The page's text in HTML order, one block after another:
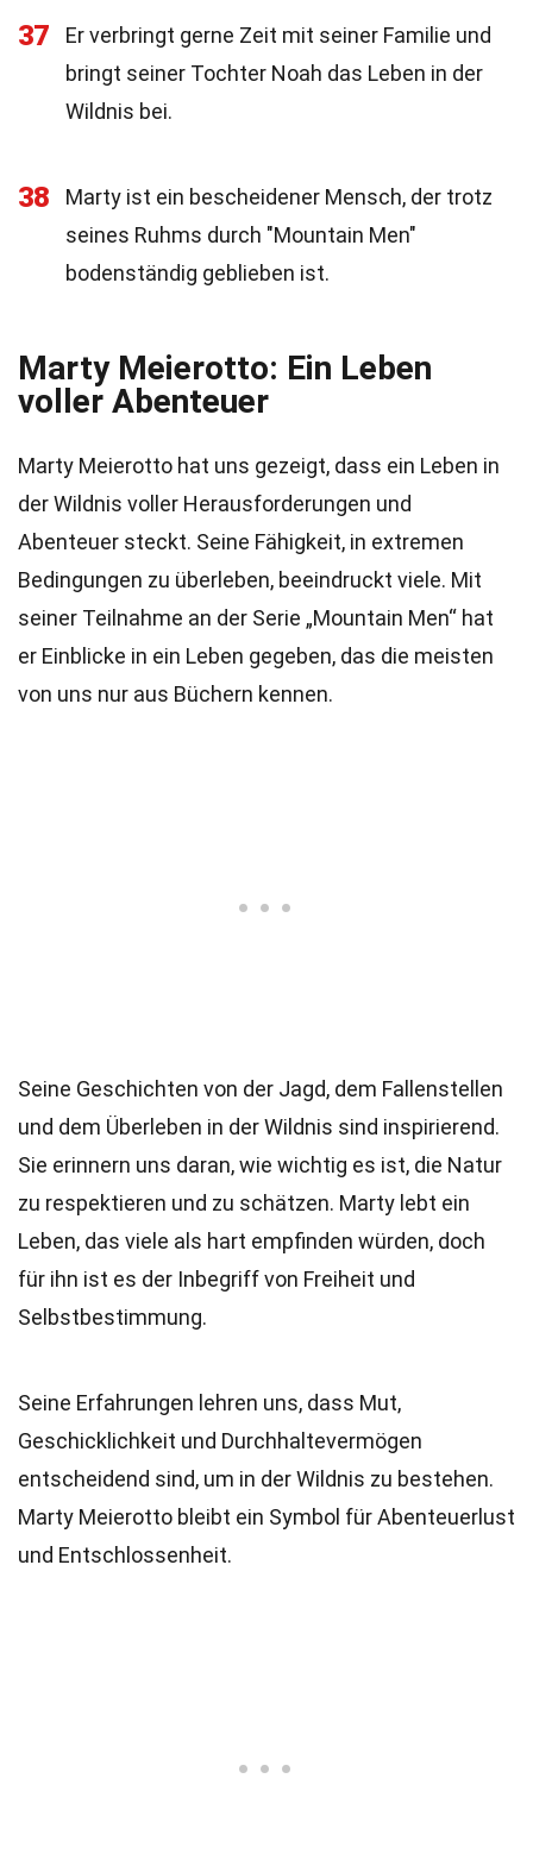
37
Er verbringt gerne Zeit mit seiner Familie und
bringt seiner Tochter Noah das Leben in der
Wildnis bei.
38
Marty ist ein bescheidener Mensch, der trotz
seines Ruhms durch "Mountain Men"
bodenständig geblieben ist.
Marty Meierotto: Ein Leben
voller Abenteuer
Marty Meierotto hat uns gezeigt, dass ein Leben in
der Wildnis voller Herausforderungen und
Abenteuer steckt. Seine Fähigkeit, in extremen
Bedingungen zu überleben, beeindruckt viele. Mit
seiner Teilnahme an der Serie „Mountain Men“ hat
er Einblicke in ein Leben gegeben, das die meisten
von uns nur aus Büchern kennen.
Seine Geschichten von der Jagd, dem Fallenstellen
und dem Überleben in der Wildnis sind inspirierend.
Sie erinnern uns daran, wie wichtig es ist, die Natur
zu respektieren und zu schätzen. Marty lebt ein
Leben, das viele als hart empfinden würden, doch
für ihn ist es der Inbegriff von Freiheit und
Selbstbestimmung.
Seine Erfahrungen lehren uns, dass Mut,
Geschicklichkeit und Durchhaltevermögen
entscheidend sind, um in der Wildnis zu bestehen.
Marty Meierotto bleibt ein Symbol für Abenteuerlust
und Entschlossenheit.